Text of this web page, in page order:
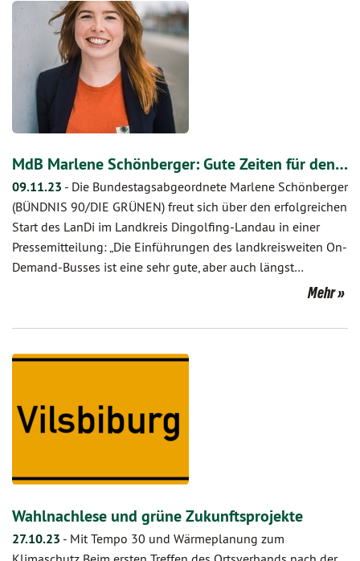
MdB Marlene Schönberger: Gute Zeiten für den…
09.11.23 - Die Bundestagsabgeordnete Marlene Schönberger
(BÜNDNIS 90/DIE GRÜNEN) freut sich über den erfolgreichen
Start des LanDi im Landkreis Dingolfing-Landau in einer
Pressemitteilung: „Die Einführungen des landkreisweiten On-
Demand-Busses ist eine sehr gute, aber auch längst…
Mehr
Wahlnachlese und grüne Zukunftsprojekte
27.10.23 - Mit Tempo 30 und Wärmeplanung zum